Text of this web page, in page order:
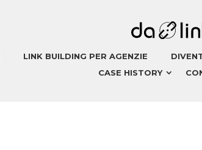
LINK BUILDING PER AGENZIE
CASE HISTORY